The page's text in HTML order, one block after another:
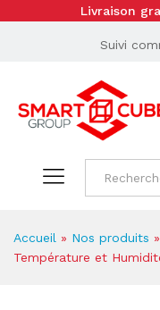
Livraison
Suivi
Accueil » Nos produits »
Température et